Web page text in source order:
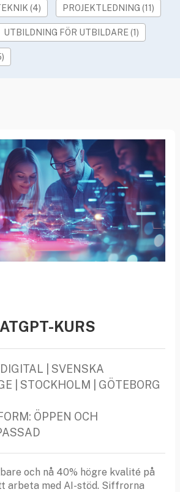
övriga sajter
(4) PROJEKTLEDNING (11)
UTBILDNING FÖR UTBILDARE (1)
KURS
| SVENSKA
| STOCKHOLM | GÖTEBORG
ÖPPEN OCH
och nå 40% högre kvalité på
arbeta med AI-stöd. Siffrorna